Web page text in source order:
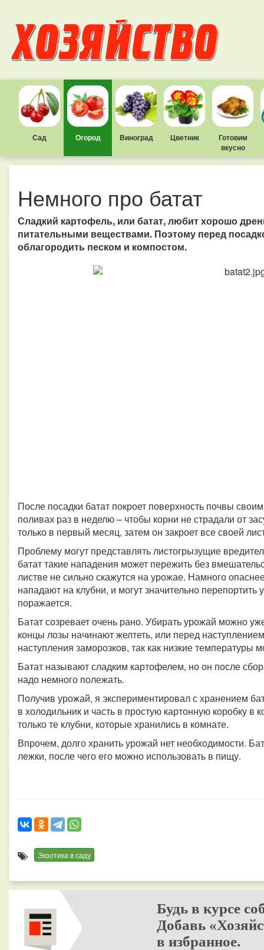
Сад Огород Виноград Цветник
Готовим
вкусно
Немного про батат
Сладкий картофель, или батат, любит хорошо
питательными веществами. Поэтому перед
облагородить песком и компостом.
После посадки батат покроет поверхность почвы
поливах раз в неделю – чтобы корни не страдали от
только в первый месяц, затем он закроет все своей
Проблему могут представлять листогрызущие
батат такие нападения может пережить без
листве не сильно скажутся на урожае. Намного
нападают на клубни, и могут значительно
поражается.
Батат созревает очень рано. Убирать урожай можно
концы лозы начинают желтеть, или перед
наступления заморозков, так как низкие температуры
Батат называют сладким картофелем, но он после
надо немного полежать.
Получив урожай, я экспериментировал с хранением
в холодильник и часть в простую картонную коробку в
только те клубни, которые хранились в комнате.
Впрочем, долго хранить урожай нет необходимости.
лежки, после чего его можно использовать в пищу.
Экзотика в саду
Будь в курсе
Добавь
в избранное.